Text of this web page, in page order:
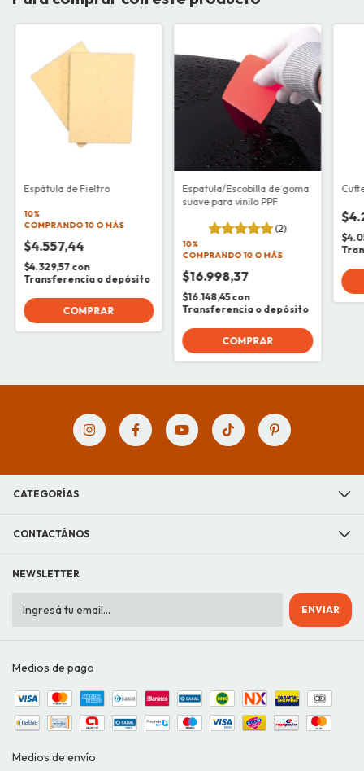
Espátula de Fieltro
10%
COMPRANDO 10 O MÁS
$4.557,44
$4.329,57 con
Transferencia o depósito
Espatula/Escobilla de goma
suave para vinilo PPF
(2)
10%
COMPRANDO 10 O MÁS
$16.998,37
$16.148,45con
Transferencia o depósito
COMPRAR
CATEGORÍAS
CONTACTÁNOS
NEWSLETTER
Medios de pago
Medios de envío